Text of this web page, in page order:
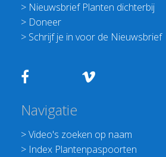
> Nieuwsbrief Planten dichterbij
> Doneer
> Schrijf je in voor de Nieuwsbrief
Navigatie
>Video's zoeken op naam
> Index Plantenpaspoorten